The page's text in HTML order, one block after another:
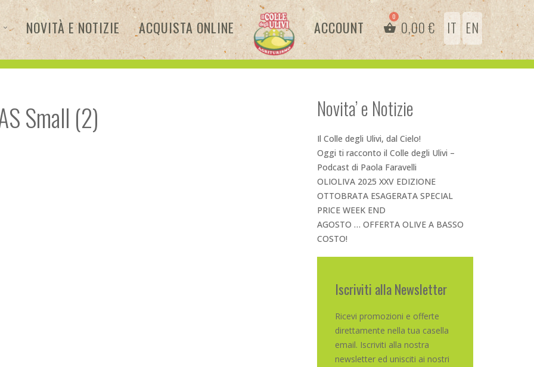
NOVITÀ E NOTIZIE ACQUISTA ONLINE ACCOUNT 0,00€ IT EN
Small (2) Novita’ e Notizie
Il Colle degli Ulivi, dal Cielo!
Oggi ti racconto il Colle degli Ulivi –
Podcast di Paola Faravelli
OLIOLIVA 2025 XXV EDIZIONE
OTTOBRATA ESAGERATA SPECIAL
PRICE WEEK END
AGOSTO … OFFERTA OLIVE A BASSO
COSTO!
Iscriviti alla Newsletter
Ricevi promozioni e offerte
direttamente nella tua casella
email. Iscriviti alla nostra
newsletter ed unisciti ai nostri